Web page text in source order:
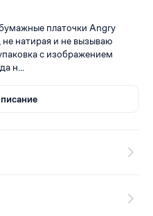
платочки Angry
натирая и не вызываю
с изображением
н...